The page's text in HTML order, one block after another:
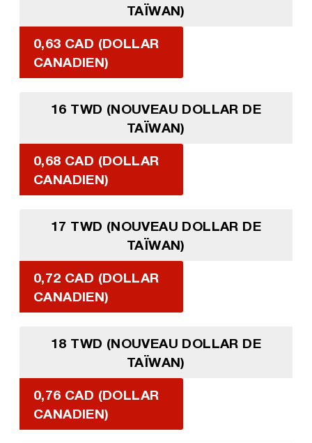
TAÏWAN)
0,63 CAD (DOLLAR
CANADIEN)
16 TWD (NOUVEAU DOLLAR DE
TAÏWAN)
0,68 CAD (DOLLAR
CANADIEN)
17 TWD (NOUVEAU DOLLAR DE
TAÏWAN)
0,72 CAD (DOLLAR
CANADIEN)
18 TWD (NOUVEAU DOLLAR DE
TAÏWAN)
0,76 CAD (DOLLAR
CANADIEN)